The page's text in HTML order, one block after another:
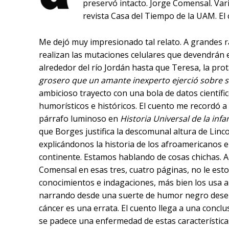
preservó intacto. Jorge Comensal.
revista Casa del Tiempo de la UAM.
Me dejó muy impresionado tal relato. A
realizan las mutaciones celulares que
alrededor del río Jordán hasta que Teresa, la
grosero que un amante inexperto ejerció sobre
ambicioso trayecto con una bola de datos
humorísticos e históricos. El cuento me recordó a
párrafo luminoso en Historia Universal de la
que Borges justifica la descomunal altura de
explicándonos la historia de los afroamericanos
continente. Estamos hablando de cosas chichas.
Comensal en esas tres, cuatro páginas, no le
conocimientos e indagaciones, más bien los usa
narrando desde una suerte de humor negro
cáncer es una errata. El cuento llega a una
se padece una enfermedad de estas